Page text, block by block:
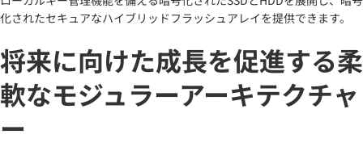
化されたセキュアなハイブリッドフラッシュアレイを提供できます。
将来に向けた成長を促進する柔
軟なモジュラーアーキテクチャ
ー